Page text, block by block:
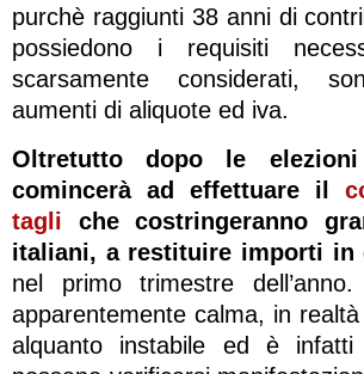
purchè raggiunti 38 anni di
possiedono i requisiti
scarsamente considerati,
aumenti di aliquote ed iva.
Oltretutto dopo le
comincerà ad effettuare il
tagli che costringeranno
italiani, a restituire importi in
nel primo trimestre
apparentemente calma, in
alquanto instabile ed è infatti